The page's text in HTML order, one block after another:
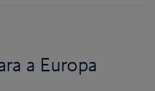
a Europa